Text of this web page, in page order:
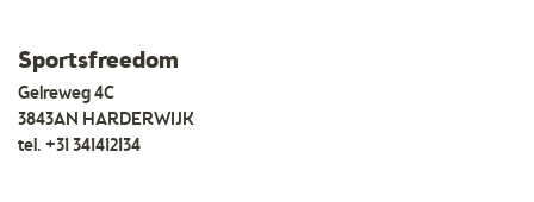
Sportsfreedom
Gelreweg 4C
3843AN HARDERWIJK
tel. +31 341412134